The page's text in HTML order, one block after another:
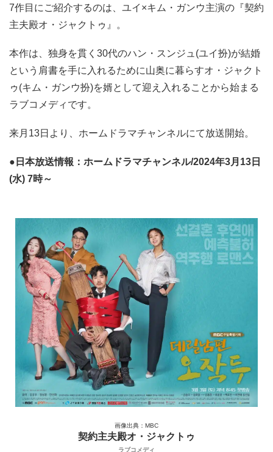
7作目にご紹介するのは、ユイ×キム・ガンウ主演の『契約
主夫殿オ・ジャクトゥ』。
本作は、独身を貫く30代のハン・スンジュ(ユイ扮)が結婚
という肩書を手に入れるために山奥に暮らすオ・ジャクト
ゥ(キム・ガンウ扮)を婿として迎え入れることから始まる
ラブコメディです。
来月13日より、ホームドラマチャンネルにて放送開始。
●日本放送情報：ホームドラマチャンネル/2024年3月13日
(水) 7時～
画像出典：MBC
契約主夫殿オ・ジャクトゥ
ラブコメディ